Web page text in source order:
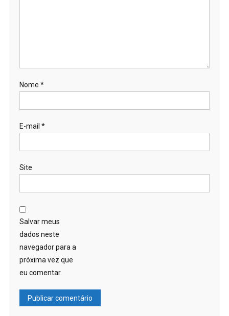
Nome *
E-mail *
Site
Salvar meus
dados neste
navegador para a
próxima vez que
eu comentar.